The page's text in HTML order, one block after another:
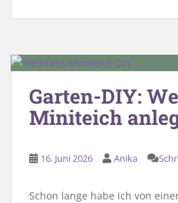
Garten-DIY:
Miniteich
16. Juni 2026 Anika
Schon lange habe ich von